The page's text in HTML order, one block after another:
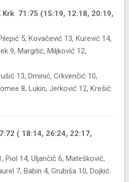
Krk 71:75 (15:19, 12:18, 20:19,
5, Kovačević 13, Kurević 14,
9, Margitić, Miljković 12,
13, Dminić, Crkvenčić 10,
8, Lukin, Jerković 12, Krešić
( 18:14, 26:24, 22:17,
Piol 14, Uljančić 6, Matešković,
7, Babin 4, Grubiša 10, Dojkić